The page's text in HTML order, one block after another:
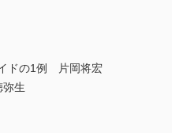
ドの1例 片岡将宏
生